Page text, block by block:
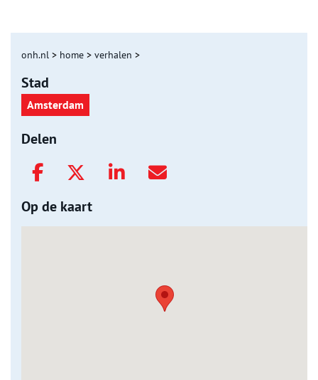
onh.nl > home > verhalen >
Stad
Amsterdam
Delen
Op de kaart